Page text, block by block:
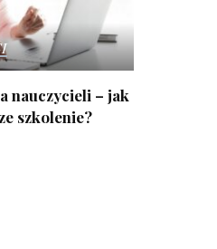
nauczycieli – jak
szkolenie?